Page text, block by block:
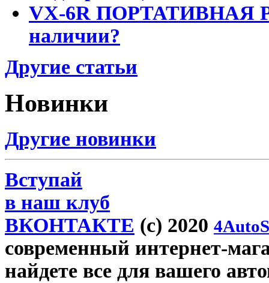
VX-6R ПОРТАТИВНАЯ
наличии?
Другие статьи
Новинки
Другие новинки
Вступай
в наш клуб
ВКОНТАКТЕ (c) 2020
современный интернет-
найдете все для вашего